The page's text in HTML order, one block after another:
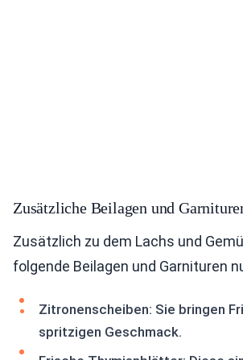
Zusätzliche Beilagen und
Zusätzlich zu dem Lachs und
folgende Beilagen und Garnituren
Zitronenscheiben: Sie bringen
spritzigen Geschmack.